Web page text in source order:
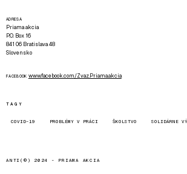
ADRESA
Priama akcia
P.O. Box 16
841 06 Bratislava 48
Slovensko
FACEBOOK www.facebook.com/Zvaz.Priama.akcia
TAGY
COVID-19 PROBLÉMY V PRÁCI ŠKOLSTVO SOLIDÁRNE
ANTI(©) 2024 - PRIAMA AKCIA